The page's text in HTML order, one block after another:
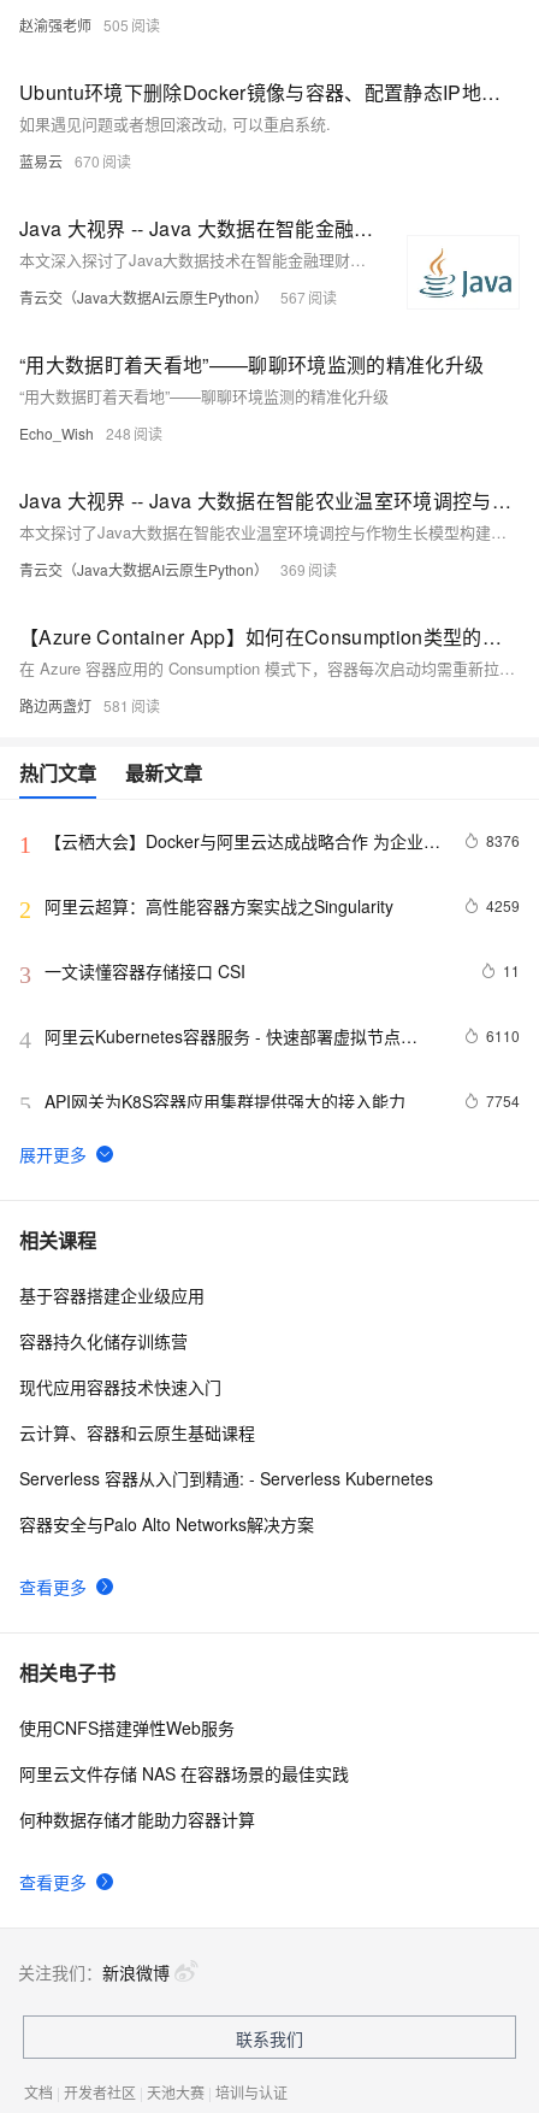
赵渝强老师 505
Ubuntu环境下删除Docker镜像与容器、配置静态IP地址教程。
如果遇见问题或者想回滚改动, 可以重启系统.
蓝易云 670
Java 大视界 -- Java 大数据在智能金融理财产品风险评估与个性化配置中的应用（195）
本文深入探讨了Java大数据技术在智能金融理财产品风险评估与个性化配置中的关键应用。通过高效的数据采集、存储与分析，Java大数据技术助力金融机构实现精准风险评估与个性化推荐，提升投资收益并降低风险。
青云交（Java大数据AI云原生Python） 567
“用大数据盯着天看地”——聊聊环境监测的精准化升级
“用大数据盯着天看地”——聊聊环境监测的精准化升级
Echo_Wish 248
Java 大视界 -- Java 大数据在智能农业温室环境调控与作物生长模型构建中的应用（189）
本文探讨了Java大数据在智能农业温室环境调控与作物生长模型构建中的关键应用。通过高效采集、传输与处理温室环境数据，结合机器学习算法，实现温度、湿度、光照等参数的智能调控，提升作物产量与品质。同时，融合多源数据构建精准作物生长模型，助力农业智能化、精细化发展，推动农业现代化进程。
青云交（Java大数据AI云原生Python） 369
【Azure Container App】如何在Consumption类型的容器应用环境中缓存Docker镜像
在 Azure 容器应用的 Consumption 模式下，容器每次启动均需重新拉取镜像，导致冷启动延迟。本文分析该机制，并提出优化方案：使用 ACR 区域复制加速镜像拉取、优化镜像体积、设置最小副本数减少冷启动频率，或切换至 Dedicated 模式实现镜像缓存，以提升容器启动效率和应用响应速度。
路边两盏灯 581
热门文章 最新文章
1
【云栖大会】Docker与阿里云达成战略合作 为企业级
8376
2 阿里云超算：高性能容器方案实战之Singularity 4259
3 一文读懂容器存储接口 CSI 11
4 阿里云Kubernetes容器服务 - 快速部署虚拟节点
6110
5 API网关为K8S容器应用集群提供强大的接入能力 7754
6 可爱的 LXD 系统容器
7 利用Docker容器化部署应用的实战指南
8 妙到毫巅，在阿里云容器服务中体验RAPIDS加速数据科
10构建插件式的应用程序框架(四)－服务容器
相关课程
查看更多
基于容器搭建企业级应用
容器持久化储存训练营
现代应用容器技术快速入门
云计算、容器和云原生基础课程
Serverless 容器从入门到精通: - Serverless Kubernetes
容器安全与Palo Alto Networks解决方案
相关电子书
查看更多
使用CNFS搭建弹性Web服务
阿里云文件存储 NAS 在容器场景的最佳实践
何种数据存储才能助力容器计算
关注我们： 新浪微博
联系我们
文档 | 开发者社区 | 天池大赛 | 培训与认证